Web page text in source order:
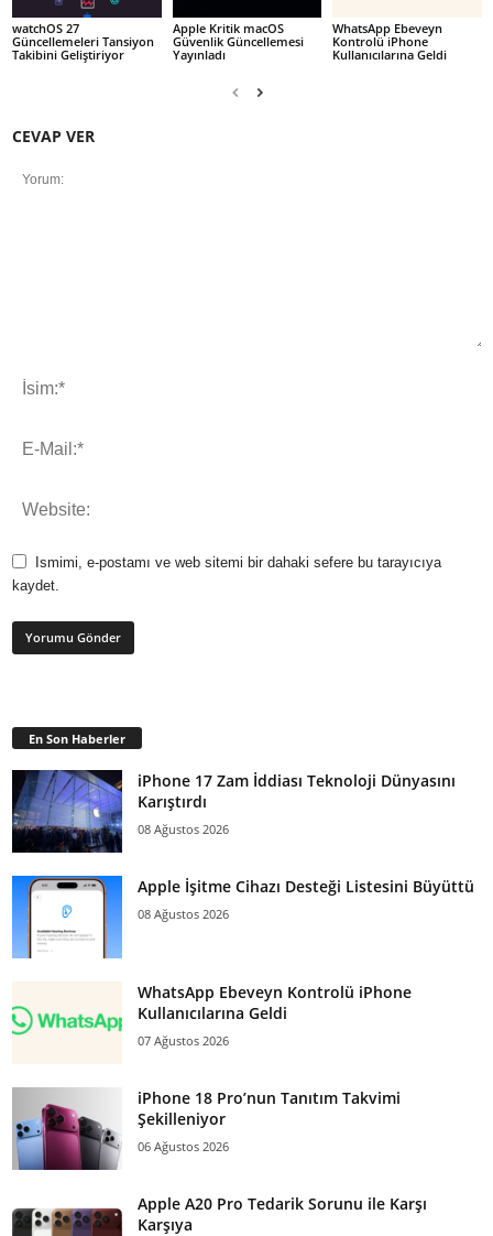
watchOS 27
Güncellemeleri Tansiyon
Takibini Geliştiriyor
Apple Kritik macOS
Güvenlik Güncellemesi
Yayınladı
WhatsApp Ebeveyn
Kontrolü iPhone
Kullanıcılarına Geldi
CEVAP VER
Ismimi, e-postamı ve web sitemi bir dahaki sefere bu tarayıcıya
kaydet.
En Son Haberler
iPhone 17 Zam İddiası Teknoloji Dünyasını
Karıştırdı
08 Ağustos 2026
Apple İşitme Cihazı Desteği Listesini Büyüttü
08 Ağustos 2026
WhatsApp Ebeveyn Kontrolü iPhone
Kullanıcılarına Geldi
07 Ağustos 2026
iPhone 18 Pro’nun Tanıtım Takvimi
Şekilleniyor
06 Ağustos 2026
Apple A20 Pro Tedarik Sorunu ile Karşı
Karşıya